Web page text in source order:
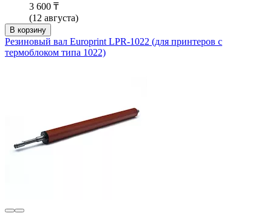
3 600 ₸
(12 августа)
В корзину
Резиновый вал Europrint LPR-1022 (для принтеров с
термоблоком типа 1022)